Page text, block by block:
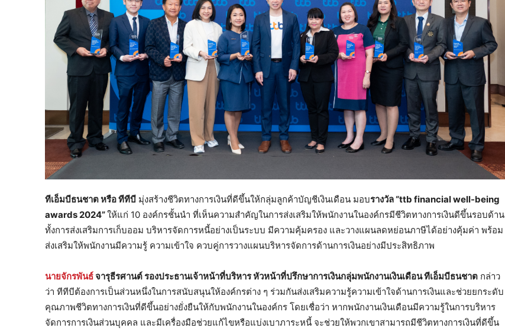
ทีเอ็มบีธนชาต หรือ ทีทีบี มุ่งสร้างชีวิตทางการเงินที่ดีขึ้นให้กลุ่มลูกค้าบัญชีเงินเดือน มอบรางวัล “ttb financial well-being
awards 2024”ให้แก่ 10 องค์กรชั้นนำ ที่เห็นความสำคัญในการส่งเสริมให้พนักงานในองค์กรมีชีวิตทางการเงินดีขึ้นรอบด้าน
ทั้งการส่งเสริมการเก็บออม บริหารจัดการหนี้อย่างเป็นระบบ มีความคุ้มครอง และวางแผนลดหย่อนภาษีได้อย่างคุ้มค่า พร้อม
ส่งเสริมให้พนักงานมีความรู้ ความเข้าใจ ควบคู่การวางแผนบริหารจัดการด้านการเงินอย่างมีประสิทธิภาพ
นายจักรพันธ์จารุธีรศานต์รองประธานเจ้าหน้าที่บริหาร หัวหน้าที่ปรึกษาการเงินกลุ่มพนักงานเงินเดือน ทีเอ็มบีธนชาต กล่าว
ว่า ทีทีบีต้องการเป็นส่วนหนึ่งในการสนับสนุนให้องค์กรต่าง ๆ ร่วมกันส่งเสริมความรู้ความเข้าใจด้านการเงินและช่วยยกระดับ
คุณภาพชีวิตทางการเงินที่ดีขึ้นอย่างยั่งยืนให้กับพนักงานในองค์กร โดยเชื่อว่า หากพนักงานเงินเดือนมีความรู้ในการบริหาร
จัดการการเงินส่วนบุคคล และมีเครื่องมือช่วยแก้ไขหรือแบ่งเบาภาระหนี้ จะช่วยให้พวกเขาสามารถมีชีวิตทางการเงินที่ดีขึ้น